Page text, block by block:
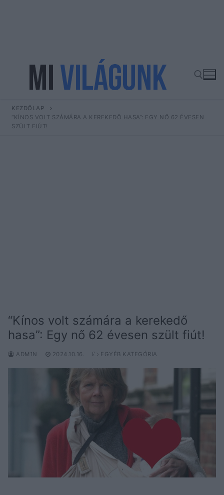
tartalomra
Keresése:
KEZDŐLAP
“KÍNOS VOLT SZÁMÁRA A KEREKEDŐ HASA”: EGY NŐ 62 ÉVESEN
SZÜLT FIÚT!
“Kínos volt számára a kerekedő
hasa”: Egy nő 62 évesen szült fiút!
ADM1N 2024.10.16. EGYÉB KATEGÓRIA